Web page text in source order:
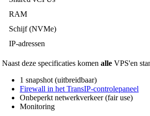
RAM
Schijf (NVMe)
IP-adressen
Naast deze specificaties komen alle VPS'en
1 snapshot (uitbreidbaar)
Firewall in het TransIP-controlepaneel
Onbeperkt netwerkverkeer (fair use)
Monitoring